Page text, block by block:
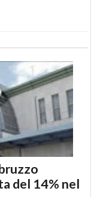
del 14% nel